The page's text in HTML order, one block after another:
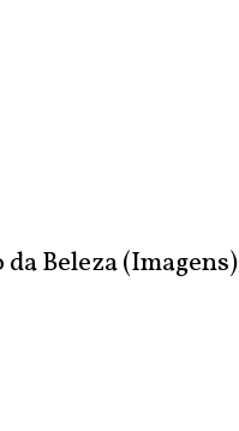
da Beleza (Imagens)